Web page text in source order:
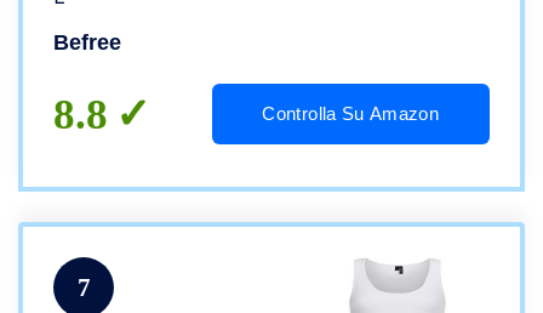
Befree
8.8 Controlla Su Amazon
7